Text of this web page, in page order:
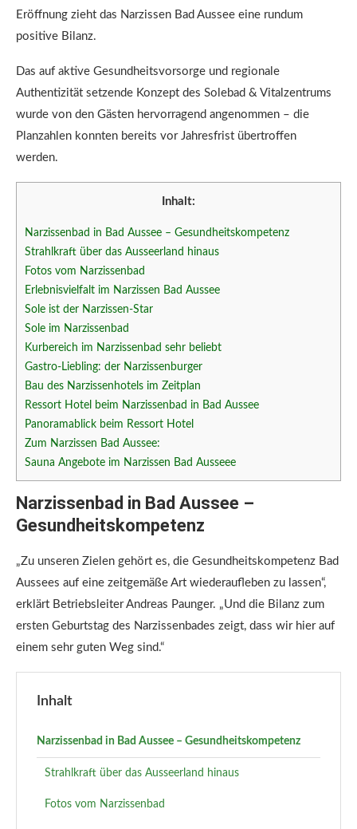
Eröffnung zieht das Narzissen Bad Aussee eine rundum
positive Bilanz.
Das auf aktive Gesundheitsvorsorge und regionale
Authentizität setzende Konzept des Solebad & Vitalzentrums
wurde von den Gästen hervorragend angenommen – die
Planzahlen konnten bereits vor Jahresfrist übertroffen
werden.
Inhalt:
Narzissenbad in Bad Aussee – Gesundheitskompetenz
Strahlkraft über das Ausseerland hinaus
Fotos vom Narzissenbad
Erlebnisvielfalt im Narzissen Bad Aussee
Sole ist der Narzissen-Star
Sole im Narzissenbad
Kurbereich im Narzissenbad sehr beliebt
Gastro-Liebling: der Narzissenburger
Bau des Narzissenhotels im Zeitplan
Ressort Hotel beim Narzissenbad in Bad Aussee
Panoramablick beim Ressort Hotel
Zum Narzissen Bad Aussee:
Sauna Angebote im Narzissen Bad Ausseee
Narzissenbad in Bad Aussee –
Gesundheitskompetenz
„Zu unseren Zielen gehört es, die Gesundheitskompetenz Bad
Aussees auf eine zeitgemäße Art wiederaufleben zu lassen“,
erklärt Betriebsleiter Andreas Paunger. „Und die Bilanz zum
ersten Geburtstag des Narzissenbades zeigt, dass wir hier auf
einem sehr guten Weg sind.“
Inhalt
Narzissenbad in Bad Aussee – Gesundheitskompetenz
Strahlkraft über das Ausseerland hinaus
Fotos vom Narzissenbad